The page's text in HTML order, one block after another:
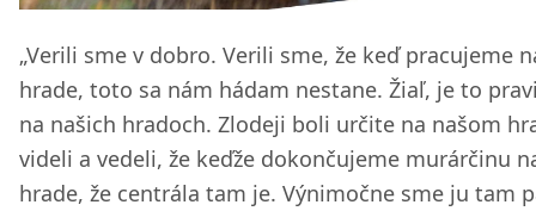
„Verili sme v dobro. Verili sme, že keď pracujeme
hrade, toto sa nám hádam nestane. Žiaľ, je to
na našich hradoch. Zlodeji boli určite na našom
videli a vedeli, že keďže dokončujeme murárčinu
hrade, že centrála tam je. Výnimočne sme ju tam